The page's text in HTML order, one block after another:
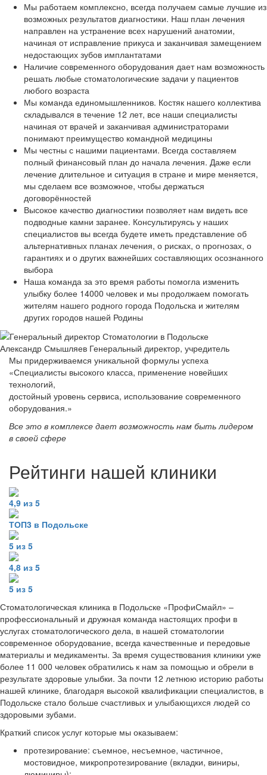
Мы работаем комплексно, всегда получаем самые лучшие из
возможных результатов диагностики. Наш план лечения
направлен на устранение всех нарушений анатомии,
начиная от исправление прикуса и заканчивая замещением
недостающих зубов имплантатами
Наличие современного оборудования дает нам возможность
решать любые стоматологические задачи у пациентов
любого возраста
Мы команда единомышленников. Костяк нашего коллектива
складывался в течение 12 лет, все наши специалисты
начиная от врачей и заканчивая администраторами
понимают преимущество командной медицины
Мы честны с нашими пациентами. Всегда составляем
полный финансовый план до начала лечения. Даже если
лечение длительное и ситуация в стране и мире меняется,
мы сделаем все возможное, чтобы держаться
договорённостей
Высокое качество диагностики позволяет нам видеть все
подводные камни заранее. Консультируясь у наших
специалистов вы всегда будете иметь представление об
альтернативных планах лечения, о рисках, о прогнозах, о
гарантиях и о других важнейших составляющих осознанного
выбора
Наша команда за это время работы помогла изменить
улыбку более 14000 человек и мы продолжаем помогать
жителям нашего родного города Подольска и жителям
других городов нашей Родины
Александр Смышляев Генеральный директор, учредитель
Мы придерживаемся уникальной формулы успеха
«Специалисты высокого класса, применение новейших
технологий,
достойный уровень сервиса, использование современного
оборудования.»
Все это в комплексе дает возможность нам быть лидером
в своей сфере
Рейтинги нашей клиники
4,9 из 5
ТОП3 в Подольске
5 из 5
4,8 из 5
5 из 5
Стоматологическая клиника в Подольске «ПрофиСмайл» –
профессиональный и дружная команда настоящих профи в
услугах стоматологического дела, в нашей стоматологии
современное оборудование, всегда качественные и передовые
материалы и медикаменты. За время существования клиники уже
более 11 000 человек обратились к нам за помощью и обрели в
результате здоровые улыбки. За почти 12 летнюю историю работы
нашей клинике, благодаря высокой квалификации специалистов, в
Подольске стало больше счастливых и улыбающихся людей со
здоровыми зубами.
Краткий список услуг которые мы оказываем:
протезирование: съемное, несъемное, частичное,
мостовидное, микропротезирование (вкладки, виниры,